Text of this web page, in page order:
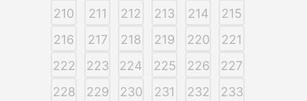
210
211 212 213 214
215
216
217 218 219 220
221
222
223 224 225 226
227
228
229 230 231 232
233